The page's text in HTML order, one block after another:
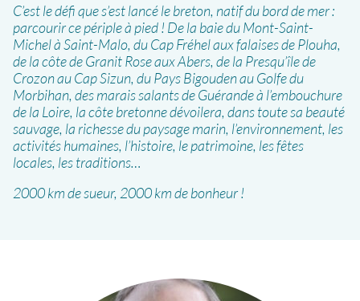
C’est le défi que s’est lancé le breton, natif du bord de mer :
parcourir ce périple à pied ! De la baie du Mont-Saint-
Michel à Saint-Malo, du Cap Fréhel aux falaises de Plouha,
de la côte de Granit Rose aux Abers, de la Presqu’île de
Crozon au Cap Sizun, du Pays Bigouden au Golfe du
Morbihan, des marais salants de Guérande à l’embouchure
de la Loire, la côte bretonne dévoilera, dans toute sa beauté
sauvage, la richesse du paysage marin, l’environnement, les
activités humaines, l’histoire, le patrimoine, les fêtes
locales, les traditions…
2000 km de sueur, 2000 km de bonheur !